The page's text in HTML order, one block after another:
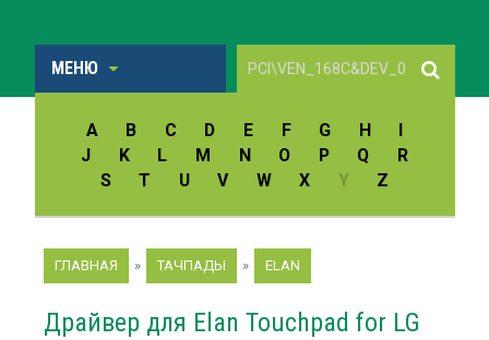
МЕНЮ
A B C D E F G H
I
J
K L M N O P Q
R
S
T U V W X Y Z
ГЛАВНАЯ » ТАЧПАДЫ » ELAN
Драйвер для Elan Touchpad for LG